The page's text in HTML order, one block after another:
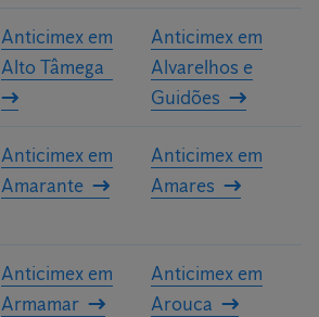
Anticimex em
Alto Tâmega
Anticimex em
Alvarelhos e
Guidões
Anticimex em
Amarante
Anticimex em
Amares
Anticimex em
Armamar
Anticimex em
Arouca